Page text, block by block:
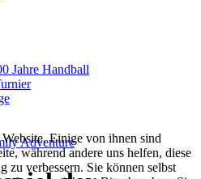
Jahre Handball
AdventureEinige von ihnen sind
während andere uns helfen, diese
zu verbessern. Sie können selbst